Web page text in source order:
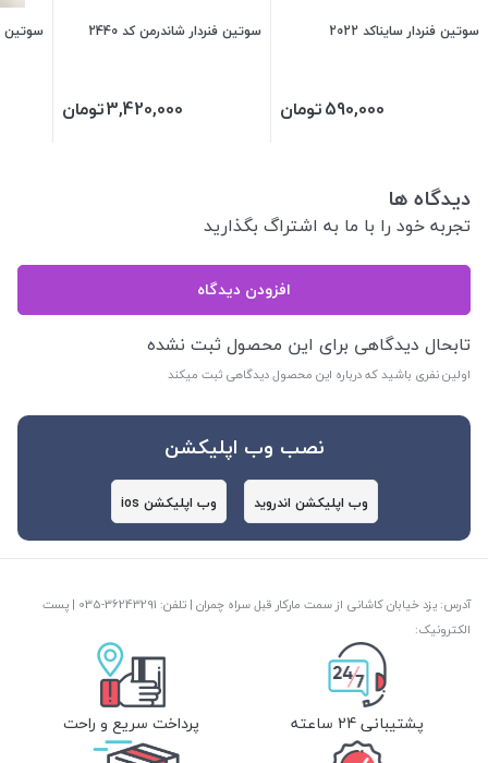
سوتین فنردار سایناکد 2022
590,000تومان
سوتین فنردار شاندرمن کد 2440
3,420,000تومان
سوتین تور
دیدگاه ها
تجربه خود را با ما به اشتراگ بگذارید
افزودن دیدگاه
تابحال دیدگاهی برای این محصول ثبت نشده
اولین نفری باشید که درباره این محصول دیدگاهی ثبت میکند
نصب وب اپلیکشن
وب اپلیکشن اندروید وب اپلیکشن ios
آدرس: یزد خیابان کاشانی از سمت مارکار قبل سراه چمران | تلفن: ‎035-36243291 | پست
الکترونیک:
پشتیبانی 24 ساعته پرداخت سریع و راحت